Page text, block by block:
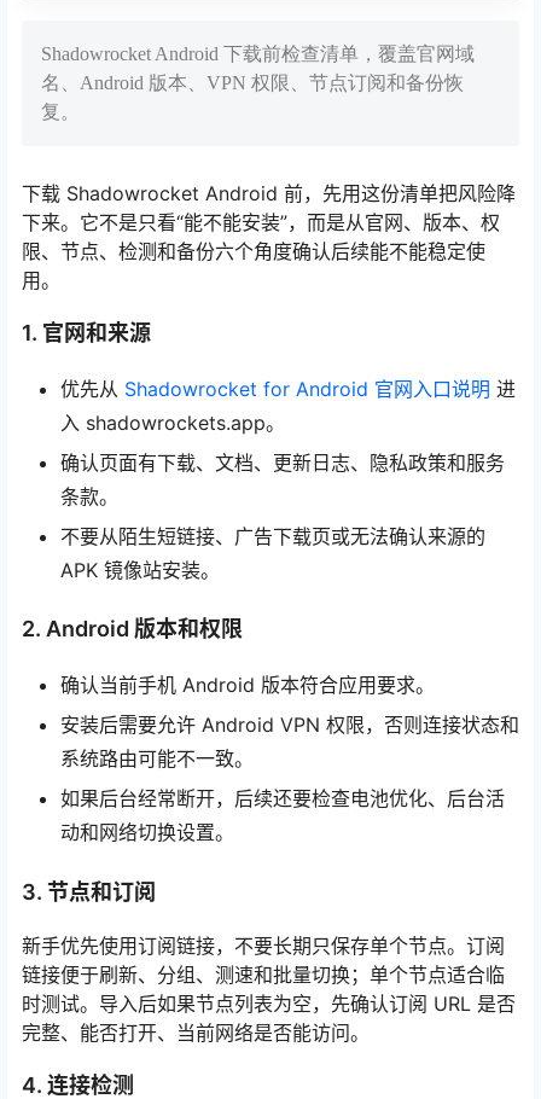
Shadowrocket Android 下载前检查清单，覆盖官网域
名、Android 版本、VPN 权限、节点订阅和备份恢
复。
下载 Shadowrocket Android 前，先用这份清单把风险降
下来。它不是只看“能不能安装”，而是从官网、版本、权
限、节点、检测和备份六个角度确认后续能不能稳定使
用。
1. 官网和来源
优先从 Shadowrocket for Android 官网入口说明 进
入 shadowrockets.app。
确认页面有下载、文档、更新日志、隐私政策和服务
条款。
不要从陌生短链接、广告下载页或无法确认来源的
APK 镜像站安装。
2. Android 版本和权限
确认当前手机 Android 版本符合应用要求。
安装后需要允许 Android VPN 权限，否则连接状态和
系统路由可能不一致。
如果后台经常断开，后续还要检查电池优化、后台活
动和网络切换设置。
3. 节点和订阅
新手优先使用订阅链接，不要长期只保存单个节点。订阅
链接便于刷新、分组、测速和批量切换；单个节点适合临
时测试。导入后如果节点列表为空，先确认订阅 URL 是否
完整、能否打开、当前网络是否能访问。
4. 连接检测